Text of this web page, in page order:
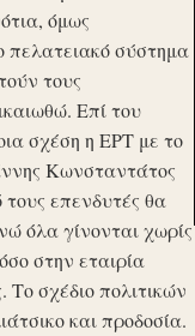
όμως
πελατειακό σύστημα
τους
Επί του
σχέση η ΕΡΤ με το
Κωνσταντάτος
τους επενδυτές θα
όλα γίνονται χωρίς
στην εταιρία
σχέδιο πολιτικών
και προδοσία.